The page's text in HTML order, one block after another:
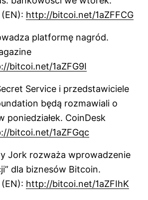
http://bitcoi.net/1aZFFCG
platformę nagród.
bitcoi.net/1aZFG9I
Service i przedstawiciele
będą rozmawiali o
poniedziałek. CoinDesk
bitcoi.net/1aZFGqc
Jork rozważa wprowadzenie
dla biznesów Bitcoin.
http://bitcoi.net/1aZFIhK